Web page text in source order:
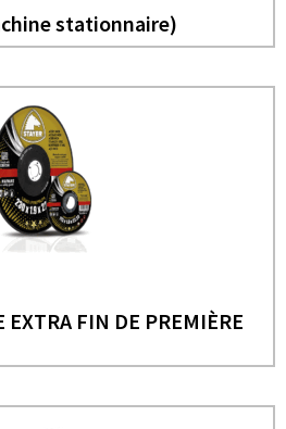
stationnaire)
EXTRA FIN DE PREMIÈRE